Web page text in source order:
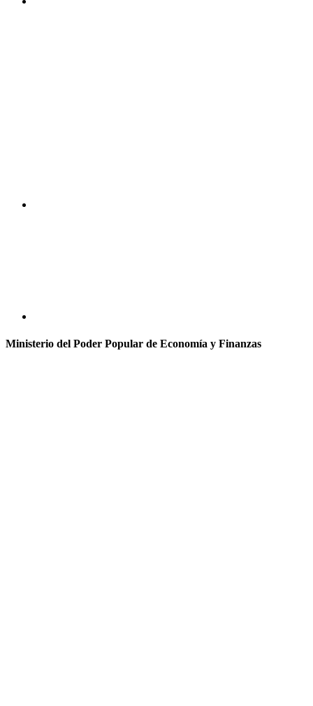
Ministerio del Poder Popular de Economía y Finanzas